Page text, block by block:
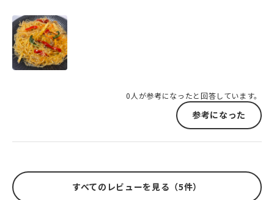
0人が参考になったと回答しています。
参考になった
すべてのレビューを見る（5件）